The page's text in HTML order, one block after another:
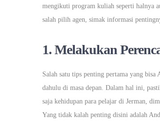
mengikuti program kuliah seperti halnya
salah pilih agen, simak informasi
1. Melakukan
Salah satu tips penting pertama yang
dahulu di masa depan. Dalam hal ini,
saja kehidupan para pelajar di Jerman,
Yang tidak kalah penting disini adalah